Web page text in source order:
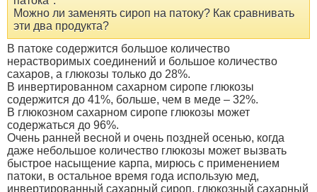
Можно ли заменять сироп на патоку? Как сравнивать
эти два продукта?
В патоке содержится большое количество
нерастворимых соединений и большое количество
сахаров, а глюкозы только до 28%.
В инвертированном сахарном сиропе глюкозы
содержится до 41%, больше, чем в меде – 32%.
В глюкозном сахарном сиропе глюкозы может
содержаться до 96%.
Очень ранней весной и очень поздней осенью, когда
даже небольшое количество глюкозы может вызвать
быстрое насыщение карпа, мирюсь с применением
патоки, в остальное время года использую мед,
инвертированный сахарный сироп, глюкозный сахарный